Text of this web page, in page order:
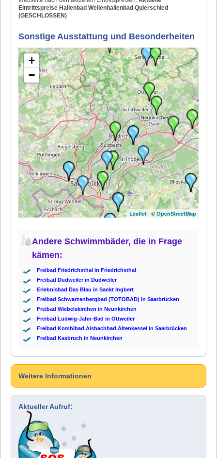
Eintrittspreise Hallenbad Wellenhallenbad Quierschied
(GESCHLOSSEN)
Sonstige Ausstattung und Besonderheiten
+
−
Leaflet| ©OpenStreetMap
Andere Schwimmbäder, die in Frage
kämen:
Freibad Friedrichsthal in Friedrichsthal
Freibad Dudweiler in Dudweiler
Erlebnisbad Das Blau in Sankt Ingbert
Freibad Schwarzenbergbad (TOTOBAD) in Saarbrücken
Freibad Wiebelskirchen in Neunkirchen
Freibad Ludwig-Jahn-Bad in Ottweiler
Freibad Kombibad Alsbachbad Altenkessel in Saarbrücken
Freibad Kasbruch in Neunkirchen
Weitere Informationen
Aktueller Aufruf: